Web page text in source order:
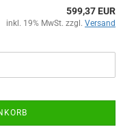
599,37 EUR
inkl. 19% MwSt. zzgl. Versand